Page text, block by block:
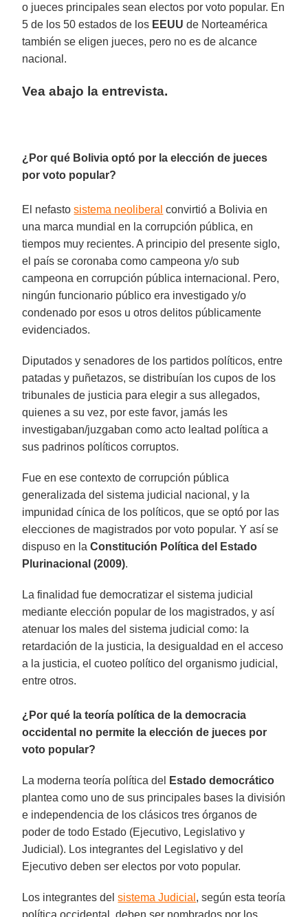
o jueces principales sean electos por voto popular. En
5 de los 50 estados de los EEUU de Norteamérica
también se eligen jueces, pero no es de alcance
nacional.
Vea abajo la entrevista.
¿Por qué Bolivia optó por la elección de jueces
por voto popular?
El nefastosistema neoliberal convirtió a Bolivia en
una marca mundial en la corrupción pública, en
tiempos muy recientes. A principio del presente siglo,
el país se coronaba como campeona y/o sub
campeona en corrupción pública internacional. Pero,
ningún funcionario público era investigado y/o
condenado por esos u otros delitos públicamente
evidenciados.
Diputados y senadores de los partidos políticos, entre
patadas y puñetazos, se distribuían los cupos de los
tribunales de justicia para elegir a sus allegados,
quienes a su vez, por este favor, jamás les
investigaban/juzgaban como acto lealtad política a
sus padrinos políticos corruptos.
Fue en ese contexto de corrupción pública
generalizada del sistema judicial nacional, y la
impunidad cínica de los políticos, que se optó por las
elecciones de magistrados por voto popular. Y así se
dispuso en laConstitución Política del Estado
Plurinacional (2009).
La finalidad fue democratizar el sistema judicial
mediante elección popular de los magistrados, y así
atenuar los males del sistema judicial como: la
retardación de la justicia, la desigualdad en el acceso
a la justicia, el cuoteo político del organismo judicial,
entre otros.
¿Por qué la teoría política de la democracia
occidental no permite la elección de jueces por
voto popular?
La moderna teoría política del
Estado democrático
plantea como uno de sus principales bases la división
e independencia de los clásicos tres órganos de
poder de todo Estado (Ejecutivo, Legislativo y
Judicial). Los integrantes del Legislativo y del
Ejecutivo deben ser electos por voto popular.
Los integrantes delsistema Judicial , según esta teoría
política occidental, deben ser nombrados por los